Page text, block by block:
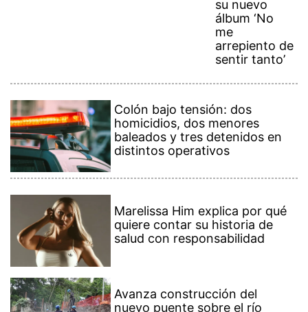
su nuevo
álbum ‘No
me
arrepiento de
sentir tanto’
Colón bajo tensión: dos
homicidios, dos menores
baleados y tres detenidos en
distintos operativos
Marelissa Him explica por qué
quiere contar su historia de
salud con responsabilidad
Avanza construcción del
nuevo puente sobre el río